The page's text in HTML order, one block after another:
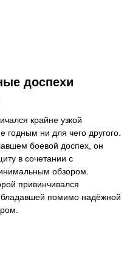
доспехи
крайне узкой
годным ни для чего другого.
боевой доспех, он
в сочетании с
обзором.
привинчивался
помимо надёжной